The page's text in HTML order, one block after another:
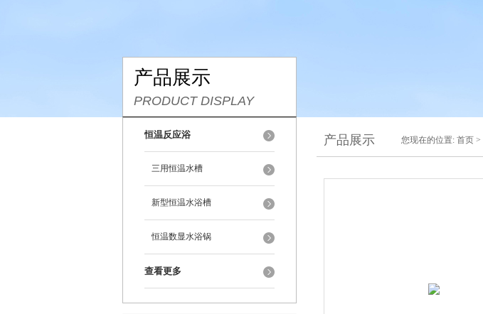
产品展示
PRODUCT DISPLAY
恒温反应浴
三用恒温水槽
新型恒温水浴槽
恒温数显水浴锅
查看更多
产品展示 您现在的位置: 首页 >